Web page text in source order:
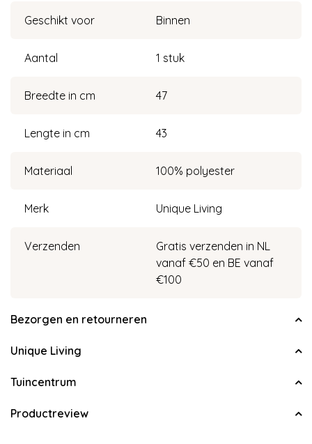
Geschikt voor Binnen
Aantal 1 stuk
Breedte in cm 47
Lengte in cm 43
Materiaal 100% polyester
Merk Unique Living
Verzenden
Gratis verzenden in NL
vanaf €50 en BE vanaf
€100
Bezorgen en retourneren
Unique Living
Tuincentrum
Productreview